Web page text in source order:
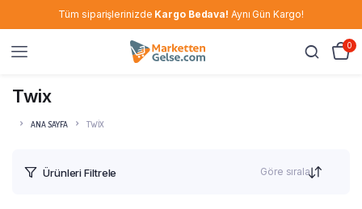
Tüm siparişlerinizde Kargo Bedava! Aynı Gün Kargo!
0
Twix
ANA SAYFA TWIX
Ürünleri Filtrele Göre sırala